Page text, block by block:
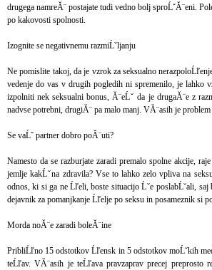
drugega namreĂ¨ postajate tudi vedno bolj sproĹˇĂ¨eni.
po kakovosti spolnosti.
Izognite se negativnemu razmiĹˇljanju
Ne pomislite takoj, da je vzrok za seksualno
vedenje do vas v drugih pogledih ni spremenilo, je lahko
izpolniti nek seksualni bonus, Ă¨eĹˇ da je drugaĂ¨e z
nadvse potrebni, drugiĂ¨ pa malo manj. VĂ¨asih je
Se vaĹˇ partner dobro poĂ¨uti?
Namesto da se razburjate zaradi premalo spolne akcije,
jemlje kakĹˇna zdravila? Vse to lahko zelo vpliva na
odnos, ki si ga ne Ĺľeli, boste situacijo Ĺˇe poslabĹˇali,
dejavnik za pomanjkanje Ĺľelje po seksu in posameznik si
Morda noĂ¨e zaradi boleĂ¨ine
PribliĹľno 15 odstotkov Ĺľensk in 5 odstotkov moĹˇkih
teĹľav. VĂ¨asih je teĹľava pravzaprav precej preprosto